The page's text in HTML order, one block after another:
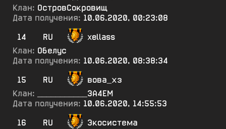
Клан: ОстровСокровищ
Дата получения: 10.06.2020, 00:23:08
14
RU
xellass
Клан: Обелус
Дата получения: 10.06.2020, 08:38:34
15
RU
вова_хз
Клан:
___________ЗА4ЕМ
Дата получения: 10.06.2020, 14:55:53
16
RU
Экосистема